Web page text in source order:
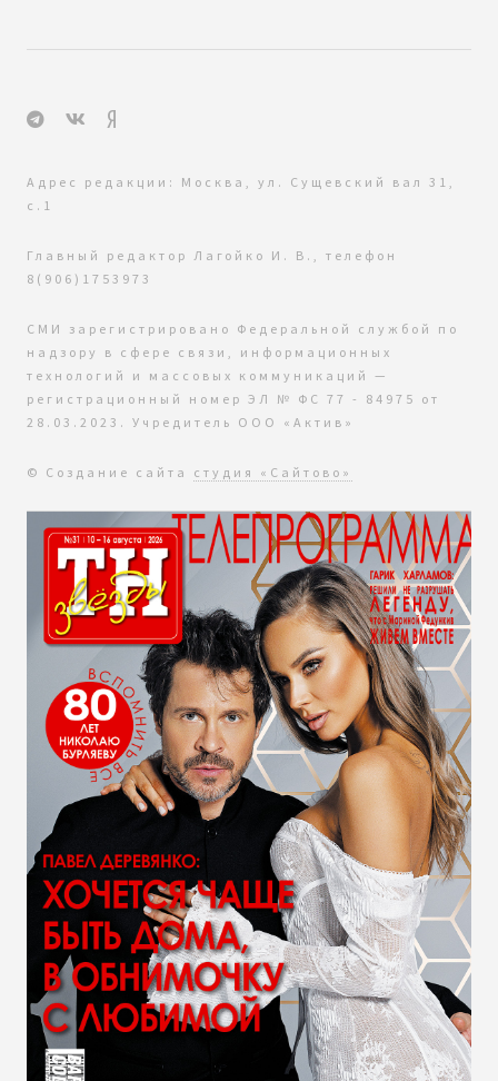
Адрес редакции: Москва, ул. Сущевский вал 31,
с.1
Главный редактор Лагойко И. В., телефон
8(906)1753973
СМИ зарегистрировано Федеральной службой по
надзору в сфере связи, информационных
технологий и массовых коммуникаций —
регистрационный номер ЭЛ № ФС 77 - 84975 от
28.03.2023. Учредитель ООО «Актив»
© Создание сайта студия «Сайтово»